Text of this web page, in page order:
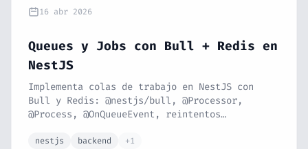
16 abr 2026
Queues y Jobs con Bull + Redis en
NestJS
Implementa colas de trabajo en NestJS con
Bull y Redis: @nestjs/bull, @Processor,
@Process, @OnQueueEvent, reintentos
emails, notificaciones, concurrencia,
nestjs backend +1